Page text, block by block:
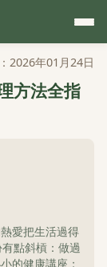
2026年01月24日
方法全指
愛把生活過得
點斜槓：做過
的健康講座；